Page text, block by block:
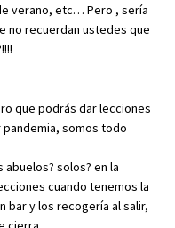
verano, etc… Pero , sería
no recuerdan ustedes que
que podrás dar lecciones
somos todo
abuelos? solos? en la
cuando tenemos la
bar y los recogería al salir,